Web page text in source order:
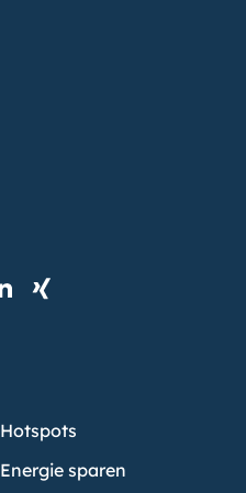
Hotspots
Energie sparen